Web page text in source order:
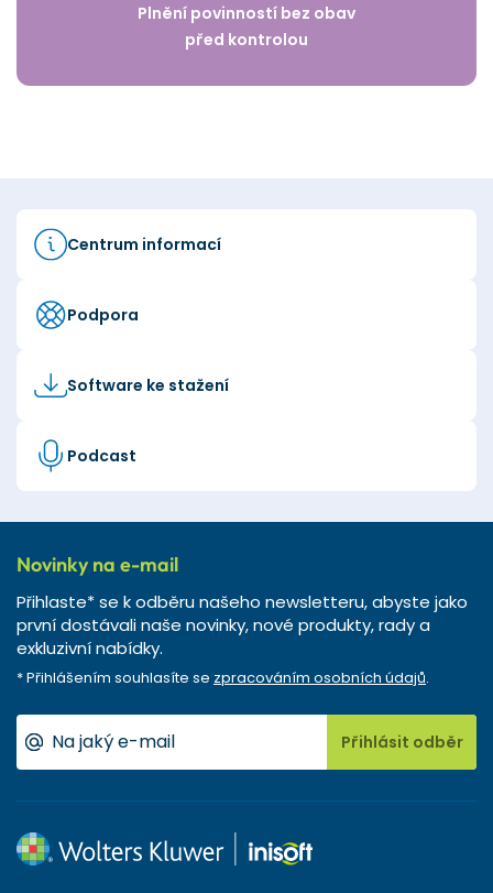
Plnění povinností bez obav
před kontrolou
Centrum informací
Podpora
Software ke stažení
Podcast
Novinky na e-mail
Přihlaste* se k odběru našeho newsletteru, abyste jako
první dostávali naše novinky, nové produkty, rady a
exkluzivní nabídky.
* Přihlášením souhlasíte se zpracováním osobních údajů.
Přihlásit odběr